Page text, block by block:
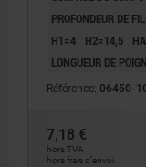
PROFONDEUR DE
H1=4
H2=14,5
LONGUEUR DE
Référence: 06450-
7,18 €
hors TVA
hors frais d’envoi